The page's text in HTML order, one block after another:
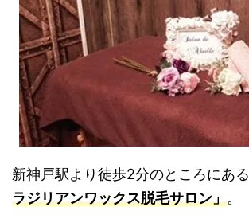
新神戸駅より徒歩2分のところにある
ラジリアンワックス脱毛サロン」。